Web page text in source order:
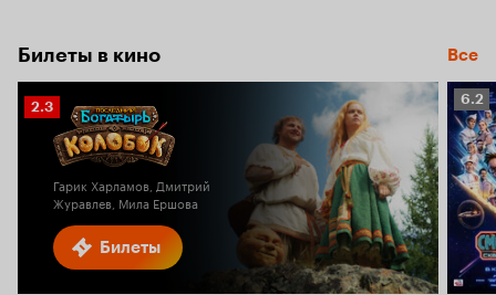
Билеты в кино Все
Билеты
Рейтинг
Кинопоиска
2.3
Гарик Харламов, Дмитрий
Журавлев, Мила Ершова
6.2
6.2